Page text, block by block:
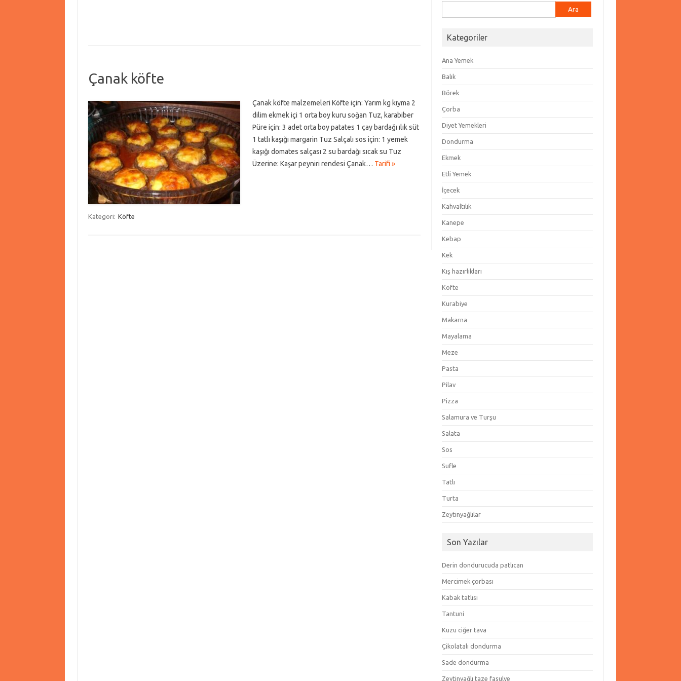
Çanak köfte
Çanak köfte malzemeleri Köfte için: Yarım kg kıyma 2
dilim ekmek içi 1 orta boy kuru soğan Tuz, karabiber
Püre için: 3 adet orta boy patates 1 çay bardağı ılık süt
1 tatlı kaşığı margarin Tuz Salçalı sos için: 1 yemek
kaşığı domates salçası 2 su bardağı sıcak su Tuz
Üzerine: Kaşar peyniri rendesi Çanak… Tarifi »
Kategori: Köfte
Kategoriler
Ana Yemek
Balık
Börek
Çorba
Diyet Yemekleri
Dondurma
Ekmek
Etli Yemek
İçecek
Kahvaltılık
Kanepe
Kebap
Kek
Kış hazırlıkları
Köfte
Kurabiye
Makarna
Mayalama
Meze
Pasta
Pilav
Pizza
Salamura ve Turşu
Salata
Sos
Sufle
Tatlı
Turta
Zeytinyağlılar
Son Yazılar
Derin dondurucuda patlıcan
Mercimek çorbası
Kabak tatlısı
Tantuni
Kuzu ciğer tava
Çikolatalı dondurma
Sade dondurma
Zeytinyağlı taze fasulye